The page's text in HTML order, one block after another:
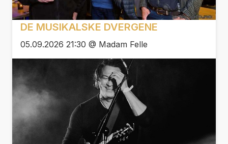
DE MUSIKALSKE DVERGENE
05.09.2026 21:30 @ Madam Felle